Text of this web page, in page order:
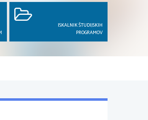
ISKALNIK ŠTUDIJSKIH
PROGRAMOV